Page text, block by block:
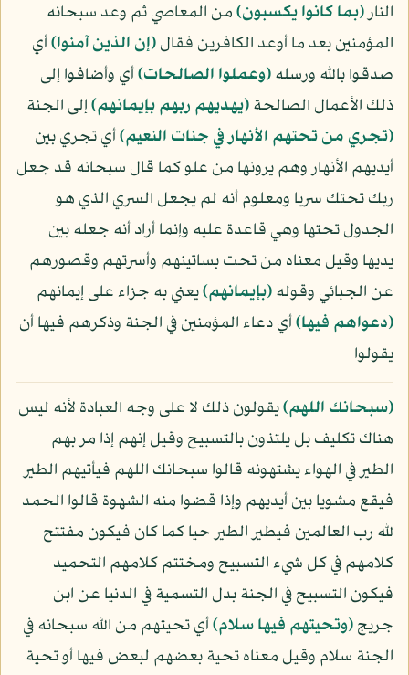
النار﴿بما كانوا يكسبون﴾من المعاصي ثم وعد سبحانه
المؤمنين بعد ما أوعد الكافرين فقال﴿إن الذين آمنوا﴾أي
صدقوا بالله ورسله﴿وعملوا الصالحات﴾أي وأضافوا إلى
ذلك الأعمال الصالحة﴿يهديهم ربهم بإيمانهم﴾إلى الجنة
﴿تجري من تحتهم الأنهار في جنات النعيم﴾أي تجري بين
أيديهم الأنهار وهم يرونها من علو كما قال سبحانه قد جعل
ربك تحتك سريا ومعلوم أنه لم يجعل السري الذي هو
الجدول تحتها وهي قاعدة عليه وإنما أراد أنه جعله بين
يديها وقيل معناه من تحت بساتينهم وأسرتهم وقصورهم
عن الجبائي وقوله﴿بإيمانهم﴾يعني به جزاء على إيمانهم
﴿دعواهم فيها﴾أي دعاء المؤمنين في الجنة وذكرهم فيها أن
يقولوا
﴿سبحانك اللهم﴾يقولون ذلك لا على وجه العبادة لأنه ليس
هناك تكليف بل يلتذون بالتسبيح وقيل إنهم إذا مر بهم
الطير في الهواء يشتهونه قالوا سبحانك اللهم فيأتيهم الطير
فيقع مشويا بين أيديهم وإذا قضوا منه الشهوة قالوا الحمد
لله رب العالمين فيطير الطير حيا كما كان فيكون مفتتح
كلامهم في كل شيء التسبيح ومختتم كلامهم التحميد
فيكون التسبيح في الجنة بدل التسمية في الدنيا عن ابن
جريج﴿وتحيتهم فيها سلام﴾أي تحيتهم من الله سبحانه في
الجنة سلام وقيل معناه تحية بعضهم لبعض فيها أو تحية